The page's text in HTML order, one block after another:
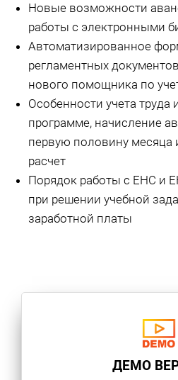
Новые возможности
работы с электронными
Автоматизированное
регламентных
нового помощника по
Особенности учета труда
программе, начисление
первую половину месяца
расчет
Порядок работы с ЕНС и
при решении учебной
заработной платы
ДЕМО